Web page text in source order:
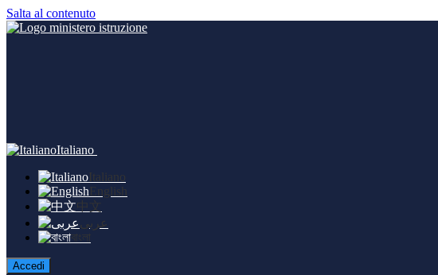
Salta al contenuto
Italiano
Italiano
English
中文
عربى
বাংলা
Accedi